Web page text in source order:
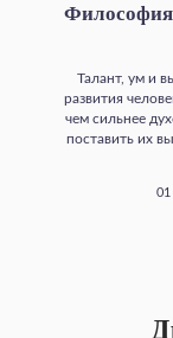
Философия
Талант, ум и
развития
чем сильнее
поставить их
01